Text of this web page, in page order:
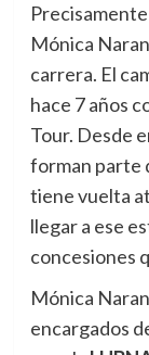
Mónica
carrera. El
hace 7 años
Tour. Desde
forman parte
tiene vuelta
llegar a ese
concesiones
Mónica
encargados